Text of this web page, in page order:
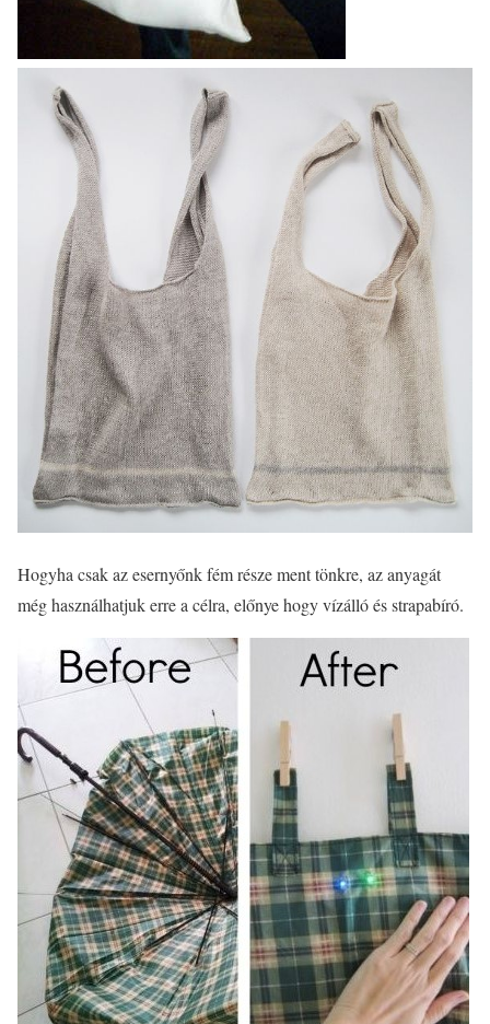
Hogyha csak az esernyőnk fém része ment tönkre, az anyagát
még használhatjuk erre a célra, előnye hogy vízálló és strapabíró.